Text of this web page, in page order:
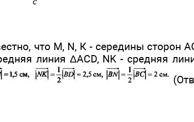
что М, N, К - середины сторон
линия ΔACD, NK - средняя